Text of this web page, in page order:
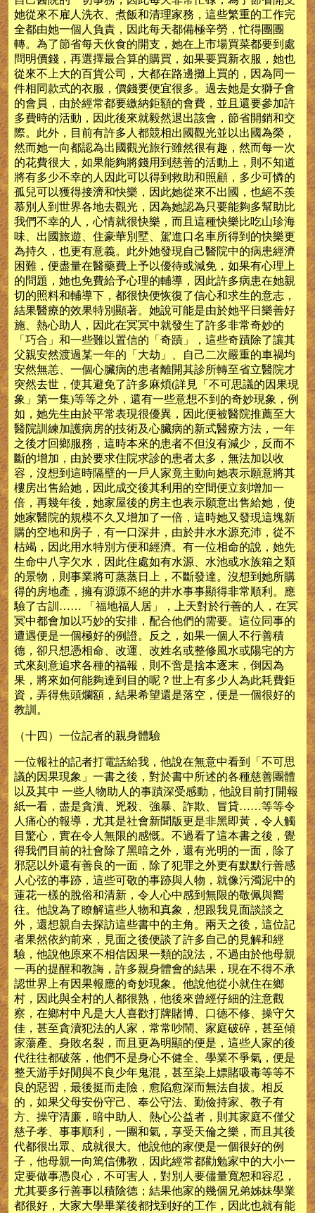
她從來不雇人洗衣、煮飯和清理家務，這些繁重的工作完
全都由她一個人負責，因此每天都備極辛勞，忙得團團
轉。為了節省每天伙食的開支，她在上市場買菜都要到處
問明價錢，再選擇最合算的購買，如果要買新衣服，她也
從來不上大的百貨公司，大都在路邊攤上買的，因為同一
件相同款式的衣服，價錢要便宜很多。過去她是女獅子會
的會員，由於經常都要繳納鉅額的會費，並且還要參加許
多費時的活動，因此後來就毅然退出該會，節省開銷和交
際。此外，目前有許多人都競相出國觀光並以出國為榮，
然而她一向都認為出國觀光旅行雖然很有趣，然而每一次
的花費很大，如果能夠將錢用到慈善的活動上，則不知道
將有多少不幸的人因此可以得到救助和照顧，多少可憐的
孤兒可以獲得接濟和快樂，因此她從來不出國，也絕不羨
慕別人到世界各地去觀光，因為她認為只要能夠多幫助比
我們不幸的人，心情就很快樂，而且這種快樂比吃山珍海
味、出國旅遊、住豪華別墅、駕進口名車所得到的快樂更
為持久，也更有意義。此外她發現自己醫院中的病患經濟
困難，便盡量在醫藥費上予以優待或減免，如果有心理上
的問題，她也免費給予心理的輔導，因此許多病患在她親
切的照料和輔導下，都很快便恢復了信心和求生的意志，
結果醫療的效果特別顯著。她說可能是由於她平日樂善好
施、熱心助人，因此在冥冥中就發生了許多非常奇妙的
「巧合」和一些難以置信的「奇蹟」，這些奇蹟除了讓其
父親安然渡過某一年的「大劫」、自己二次嚴重的車禍均
安然無恙、一個心臟病的患者離開其診所轉至省立醫院才
突然去世，使其避免了許多麻煩(詳見「不可思議的因果現
象」第一集)等等之外，還有一些意想不到的奇妙現象，例
如，她先生由於平常表現很優異，因此便被醫院推薦至大
醫院訓練加護病房的技術及心臟病的新式醫療方法，一年
之後才回鄉服務，這時本來的患者不但沒有減少，反而不
斷的增加，由於要求住院求診的患者太多，無法加以收
容，沒想到這時隔壁的一戶人家竟主動向她表示願意將其
樓房出售給她，因此成交後其利用的空間便立刻增加一
倍，再幾年後，她家屋後的房主也表示願意出售給她，使
她家醫院的規模不久又增加了一倍，這時她又發現這塊新
購的空地和房子，有一口深井，由於井水水源充沛，從不
枯竭，因此用水特別方便和經濟。有一位相命的說，她先
生命中八字欠水，因此住處如有水源、水池或水族箱之類
的景物，則事業將可蒸蒸日上，不斷發達。沒想到她所購
得的房地產，擁有源源不絕的井水事事顯得非常順利。應
驗了古訓…… 「福地福人居」，上天對於行善的人，在冥
冥中都會加以巧妙的安排，配合他們的需要。這位同事的
遭遇便是一個極好的例證。反之，如果一個人不行善積
德，卻只想憑相命、改運、改姓名或整修風水或陽宅的方
式來刻意追求各種的福報，則不啻是捨本逐末，倒因為
果，將來如何能夠達到目的呢？世上有多少人為此耗費鉅
資，弄得焦頭爛額，結果希望還是落空，便是一個很好的
教訓。
（十四）一位記者的親身體驗
一位報社的記者打電話給我，他說在無意中看到「不可思
議的因果現象」一書之後，對於書中所述的各種慈善團體
以及其中 一些人物助人的事蹟深受感動，他說目前打開報
紙一看，盡是貪瀆、兇殺、強暴、詐欺、冒貸……等等令
人痛心的報導，尤其是社會新聞版更是非黑即黃，令人觸
目驚心，實在令人無限的感慨。不過看了這本書之後，覺
得我們目前的社會除了黑暗之外，還有光明的一面，除了
邪惡以外還有善良的一面，除了犯罪之外更有默默行善感
人心弦的事跡，這些可敬的事跡與人物，就像污濁泥中的
蓮花一樣的脫俗和清新，令人心中感到無限的敬佩與嚮
往。他說為了瞭解這些人物和真象，想跟我見面談談之
外，還想親自去探訪這些書中的主角。兩天之後，這位記
者果然依約前來，見面之後便談了許多自己的見解和經
驗，他說他原來不相信因果一類的說法，不過由於他母親
一再的提醒和教誨，許多親身體會的結果，現在不得不承
認世界上有因果報應的奇妙現象。他說他從小就住在鄉
村，因此與全村的人都很熟，他後來曾經仔細的注意觀
察，在鄉村中凡是大人喜歡打牌賭博、口德不修、操守欠
佳，甚至貪瀆犯法的人家，常常吵鬧、家庭破碎，甚至傾
家蕩產、身敗名裂，而且更為明顯的便是，這些人家的後
代往往都破落，他們不是身心不健全、學業不爭氣，便是
整天游手好閒與不良少年鬼混，甚至染上嫖賭吸毒等等不
良的惡習，最後挺而走險，愈陷愈深而無法自拔。相反
的，如果父母安份守己、奉公守法、勤儉持家、教子有
方、操守清廉，暗中助人、熱心公益者，則其家庭不僅父
慈子孝、事事順利，一團和氣，享受天倫之樂，而且其後
代都很出眾、成就很大。他說他的家便是一個很好的例
子，他母親一向篤信佛教，因此經常都勸勉家中的大小一
定要做事憑良心，不可害人，對別人要儘量寬恕和容忍，
尤其要多行善事以積陰德；結果他家的幾個兄弟姊妹學業
都很好，大家大學畢業後都找到好的工作，因此也就有能